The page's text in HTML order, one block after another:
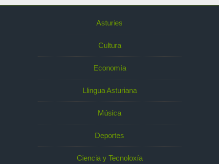
Asturies
Cultura
Economía
Llingua Asturiana
Música
Deportes
Ciencia y Tecnoloxía